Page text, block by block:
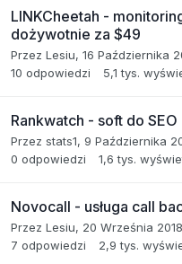
LINKCheetah -
dożywotnie za $49
Przez Lesiu, 16 Października
10 odpowiedzi 5,1 tys.
Rankwatch - soft do SEO
Przez stats1, 9 Października
0 odpowiedzi 1,6 tys.
Novocall - usługa call
Przez Lesiu, 20 Września 2018
7 odpowiedzi 2,9 tys.